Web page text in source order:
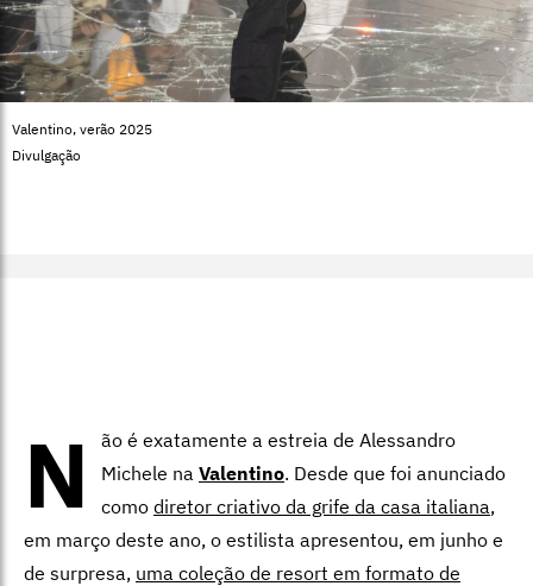
Valentino, verão 2025
Divulgação
N
ão é exatamente a estreia de Alessandro
Michele na Valentino. Desde que foi anunciado
como diretor criativo da grife da casa italiana,
em março deste ano, o estilista apresentou, em junho e
de surpresa, uma coleção de resort em formato de